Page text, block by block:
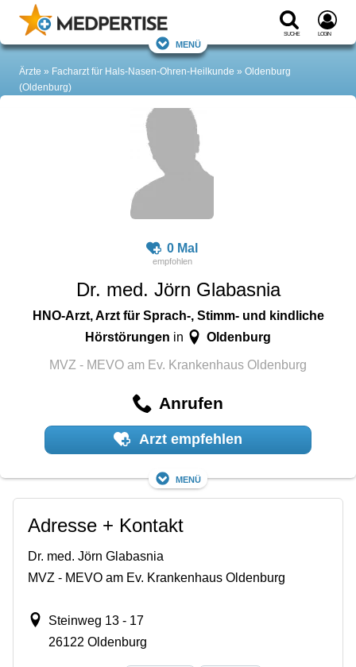
Suche Login
Menü
Ärzte Facharzt für Hals-Nasen-Ohren-Heilkunde
Oldenburg
(Oldenburg)
0 Mal
Dr. med. Jörn Glabasnia
HNO-Arzt, Arzt für Sprach-, Stimm- und kindliche
Hörstörungen in Oldenburg
MVZ - MEVO am Ev. Krankenhaus Oldenburg
Anrufen
Arzt empfehlen
Menü
Adresse + Kontakt
Dr. med. Jörn Glabasnia
MVZ - MEVO am Ev. Krankenhaus Oldenburg
Steinweg 13 - 17
26122 Oldenburg